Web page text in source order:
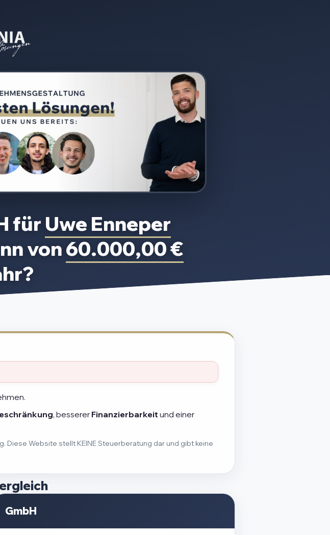
für Uwe Enneper
von60.000,00 €
, besserer Finanzierbarkeit und einer
Diese Website stellt KEINE Steuerberatung dar und gibt keine
GmbH